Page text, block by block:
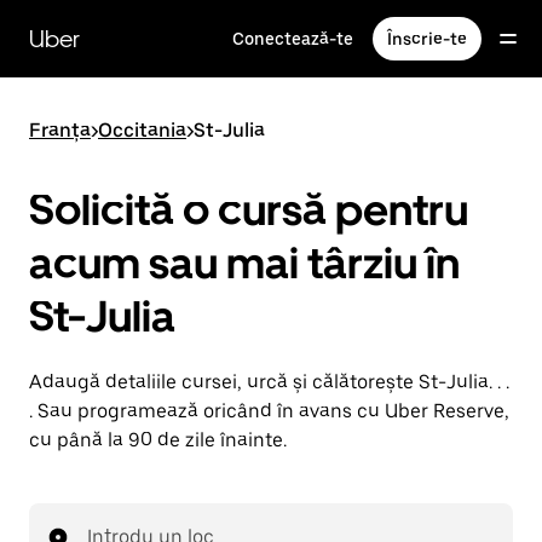
direct
conținutul
principal
Uber Conectează-te Înscrie-te
Franța>Occitania>St-Julia
Solicită o cursă pentru
acum sau mai târziu în
St-Julia
Adaugă detaliile cursei, urcă și călătorește St-Julia. . .
. Sau programează oricând în avans cu Uber Reserve,
cu până la 90 de zile înainte.
Introdu un loc